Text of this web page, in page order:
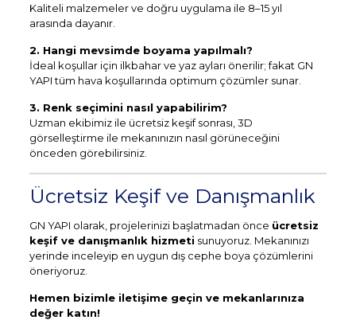
Kaliteli malzemeler ve doğru uygulama ile 8–15 yıl
arasında dayanır.
2. Hangi mevsimde boyama yapılmalı?
İdeal koşullar için ilkbahar ve yaz ayları önerilir; fakat GN
YAPI tüm hava koşullarında optimum çözümler sunar.
3. Renk seçimini nasıl yapabilirim?
Uzman ekibimiz ile ücretsiz keşif sonrası, 3D
görselleştirme ile mekanınızın nasıl görüneceğini
önceden görebilirsiniz.
Ücretsiz Keşif ve Danışmanlık
GN YAPI olarak, projelerinizi başlatmadan önce ücretsiz
keşif ve danışmanlık hizmeti sunuyoruz. Mekanınızı
yerinde inceleyip en uygun dış cephe boya çözümlerini
öneriyoruz.
Hemen bizimle iletişime geçin ve mekanlarınıza
değer katın!